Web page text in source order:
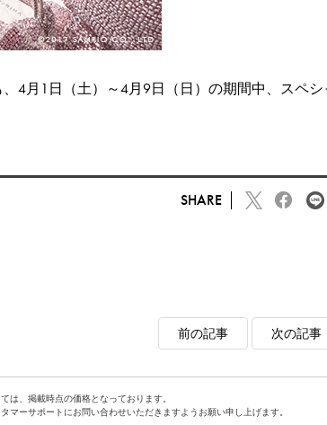
、4月1日（土）～4月9日（日）の期間中、スペ
SHARE
前の記事 次の記事
は、掲載時点の価格となっております。
マーサポートにお問い合わせいただきますようお願い申し上げます。